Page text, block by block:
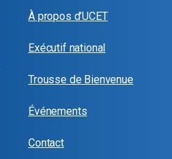
À propos d’UCET
Exécutif national
Trousse de Bienvenue
Événements
Contact